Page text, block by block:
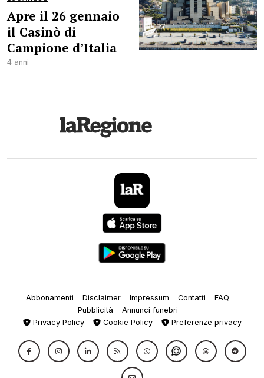
Apre il 26 gennaio
il Casinò di
Campione d’Italia
4 anni
Abbonamenti Disclaimer Impressum Contatti
FAQ
Pubblicità
Annunci funebri
Privacy Policy
Cookie Policy Preferenze privacy